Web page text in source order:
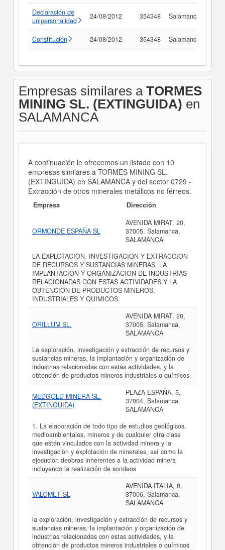
Declaración de
unipersonalidad
24/08/2012 354348 Salamanca
Constitución 24/08/2012 354348 Salamanca
Empresas similares a TORMES
MINING SL. (EXTINGUIDA) en
SALAMANCA
A continuación le ofrecemos un listado con 10
empresas similares a TORMES MINING SL.
(EXTINGUIDA) en SALAMANCA y del sector 0729 -
Extracción de otros minerales metálicos no férreos.
Empresa Dirección
ORMONDE ESPAÑA SL
AVENIDA MIRAT, 20,
37005, Salamanca,
SALAMANCA
LA EXPLOTACION, INVESTIGACION Y EXTRACCION
DE RECURSOS Y SUSTANCIAS MINERAS, LA
IMPLANTACION Y ORGANIZACION DE INDUSTRIAS
RELACIONADAS CON ESTAS ACTIVIDADES Y LA
OBTENCION DE PRODUCTOS MINEROS,
INDUSTRIALES Y QUIMICOS.
ORILLUM SL.
AVENIDA MIRAT, 20,
37005, Salamanca,
SALAMANCA
La exploración, investigación y extracción de recursos y
sustancias mineras, la implantación y organización de
industrias relacionadas con estas actividades, y la
obtención de productos mineros industriales o químicos
MEDGOLD MINERA SL.
(EXTINGUIDA)
PLAZA ESPAÑA, 5,
37004, Salamanca,
SALAMANCA
1. La elaboración de todo tipo de estudios geológicos,
medioambientales, mineros y de cualquier otra clase
que estén vinculados con la actividad minera y la
investigación y explotación de minerales, así como la
ejecución deobras inherentes a la actividad minera
incluyendo la realización de sondeos
VALOMET SL
AVENIDA ITALIA, 8,
37006, Salamanca,
SALAMANCA
la exploración, investigación y extracción de recursos y
sustancias mineras, la implantación y organización de
industrias relacionadas con estas actividades, y la
obtención de productos mineros industriales o químicos